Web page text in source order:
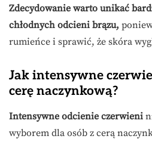
Zdecydowanie warto unikać
chłodnych odcieni brązu,
rumieńce i sprawić, że skóra
Jak intensywne
cerę naczynkową?
Intensywne odcienie czerwieni
wyborem dla osób z cerą